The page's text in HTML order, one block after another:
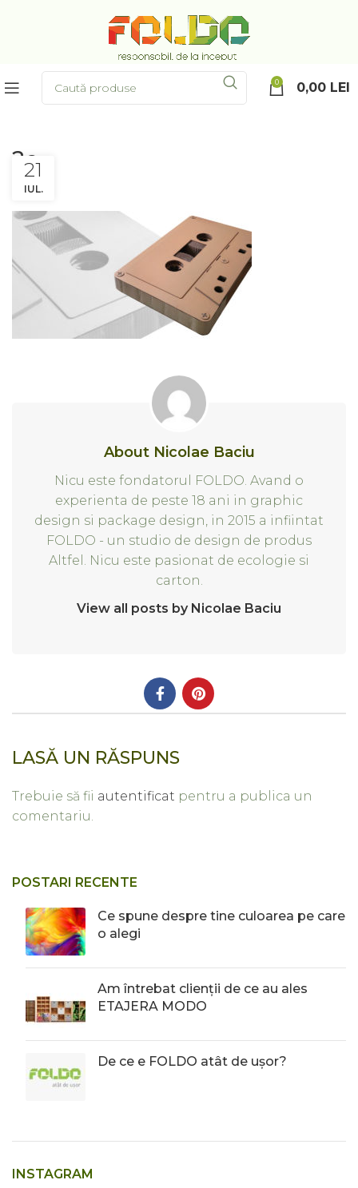
0 0,00 LEI
2c
21
IUL.
About Nicolae Baciu
Nicu este fondatorul FOLDO. Avand o
experienta de peste 18 ani in graphic
design si package design, in 2015 a infiintat
FOLDO - un studio de design de produs
Altfel. Nicu este pasionat de ecologie si
carton.
View all posts by Nicolae Baciu
LASĂ UN RĂSPUNS
Trebuie să fii autentificat pentru a publica un
comentariu.
POSTARI RECENTE
Ce spune despre tine culoarea pe care
o alegi
Am întrebat clienții de ce au ales
ETAJERA MODO
De ce e FOLDO atât de ușor?
INSTAGRAM